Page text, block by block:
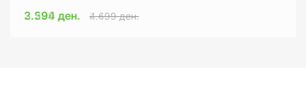
3.594 ден. 4.699 ден.
2.299 ден. 2.499 ден.